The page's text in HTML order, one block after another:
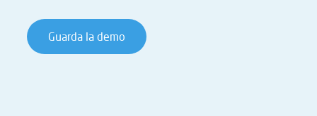
Guarda la demo